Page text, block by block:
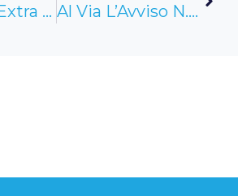
Lavoratori Extra E Contributo Addizionale Naspi: I Chiarimenti Dell’INPS Al Via L’Avviso N. 1-2025 Di FonARCom (2-2)